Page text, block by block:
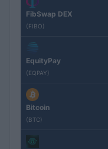
FibSwap DEX
(FIBO)
EquityPay
(EQPAY)
Bitcoin
(BTC)